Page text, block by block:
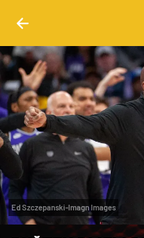
Ed Szczepanski-Imagn Images